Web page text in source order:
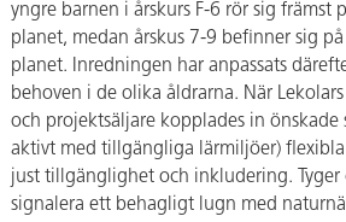
yngre barnen i årskurs F-6 rör sig främst
planet, medan årskus 7-9 befinner sig
planet. Inredningen har anpassats
behoven i de olika åldrarna. När
och projektsäljare kopplades in önskade
aktivt med tillgängliga lärmiljöer)
just tillgänglighet och inkludering. Tyger
signalera ett behagligt lugn med